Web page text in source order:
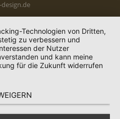
Technologien von Dritten,
zu verbessern und
der Nutzer
und kann meine
für die Zukunft widerrufen